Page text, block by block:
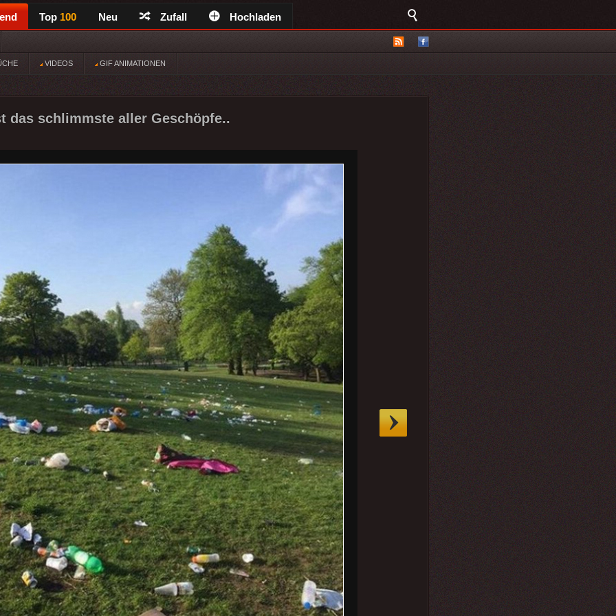
Top 100 Neu Zufall Hochladen
VIDEOS GIF ANIMATIONEN
das schlimmste aller Geschöpfe..